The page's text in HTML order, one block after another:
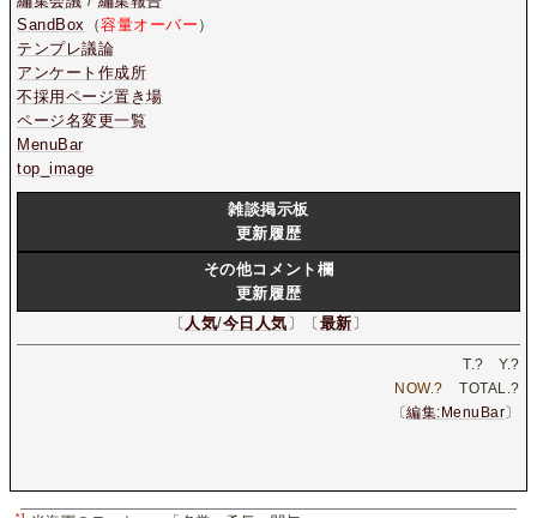
SandBox
（容量オーバー ）
テンプレ議論
アンケート作成所
不採用ページ置き場
ページ名変更一覧
MenuBar
top_image
雑談掲示板
更新履歴
その他コメント欄
更新履歴
〔 人気/今日人気 〕〔 最新 〕
T.? Y.?
NOW.? TOTAL.?
〔編集:MenuBar〕